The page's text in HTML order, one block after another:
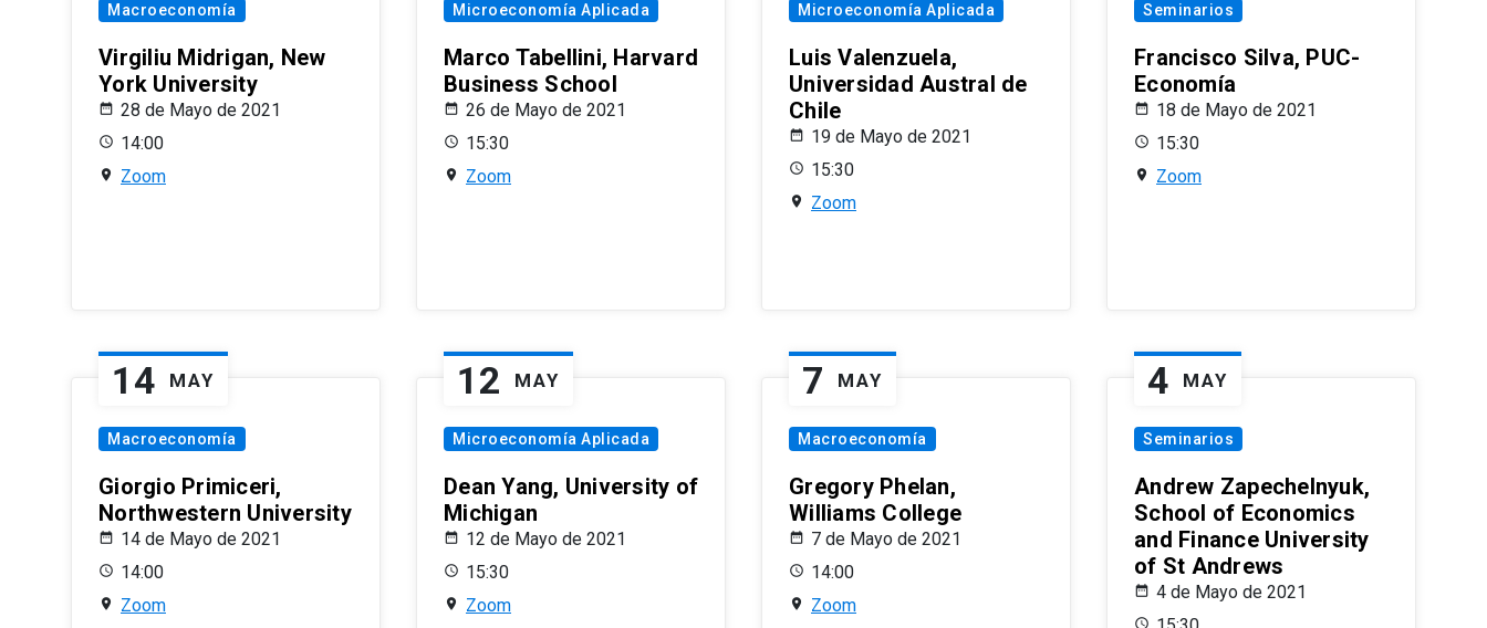
Macroeconomía
Virgiliu Midrigan, New
York University
28 de Mayo de 2021
14:00
Zoom
Microeconomía Aplicada
Marco Tabellini, Harvard
Business School
26 de Mayo de 2021
15:30
Zoom
Microeconomía Aplicada
Luis Valenzuela,
Universidad Austral de
Chile
19 de Mayo de 2021
15:30
Zoom
Seminarios
Francisco Silva, PUC-
Economía
18 de Mayo de 2021
15:30
Zoom
14 MAY
Macroeconomía
Giorgio Primiceri,
Northwestern University
14 de Mayo de 2021
14:00
Zoom
12 MAY
Microeconomía Aplicada
Dean Yang, University of
Michigan
12 de Mayo de 2021
15:30
Zoom
7 MAY
Macroeconomía
Gregory Phelan,
Williams College
7 de Mayo de 2021
14:00
Zoom
4 MAY
Seminarios
Andrew Zapechelnyuk,
School of Economics
and Finance University
of St Andrews
4 de Mayo de 2021